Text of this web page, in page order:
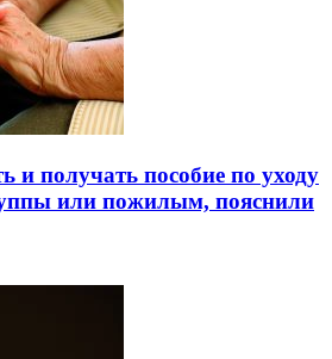
и получать пособие по уходу
или пожилым, пояснили